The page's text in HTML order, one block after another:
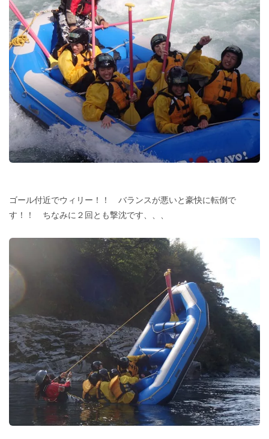
ゴール付近でウィリー！！ バランスが悪いと豪快に転倒で
す！！ ちなみに２回とも撃沈です、、、